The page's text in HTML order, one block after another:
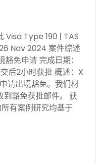
Visa Type 190 | TAS
Nov 2024 案件综述
免申请 完成日期：
后2小时获批 概述：X
请出境豁免。我们材
豁免获批邮件。 获
有案例研究均基于